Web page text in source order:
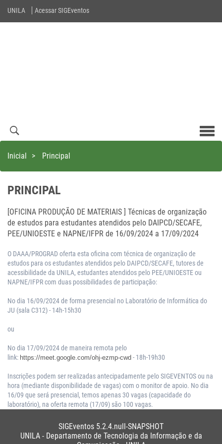
UNILA Acessar SIGEventos
Inicial > Principal
PRINCIPAL
[OFICINA PRODUÇÃO DE MATERIAIS ] Técnicas de organização
de estudos para estudantes atendidos pelo DAIPCD/SECAFE,
PEE/UNIOESTE e NAPNE/IFPR de 16/09/2024 a 17/09/2024
O DAAA/PROGRAD oferta esta oficina com técnica de organização de
estudos para os estudantes atendidos pelo DAIPCD/SECAFE, tutores de
acessibilidade da UNILA, estudantes atendidos pelo PEE/UNIOESTE ou
NAPNE/IFPR com duas possibilidades de participação:
No dia 16/09/2024 de forma presencial no Laboratório de Informática do
JU (sala C312) - 14h-15h30
ou
No dia 17/09/2024 de maneira remota pelo
link: https://meet.google.com/ohj-ezmp-cwd - 18h-19h30
Inscrições podem ser realizadas antecipadamente pelo SIGEVENTOS ou na
hora (mediante disponibilidade de vagas) com o monitor de apoio. No dia
16/09 que será presencial, temos apenas 30 vagas (capacidade do
laboratório), na oferta remota (17/09) são 100 vagas.
SIGEventos 5.2.4.null-SNAPSHOT
UNILA - Departamento de Tecnologia da Informação e da